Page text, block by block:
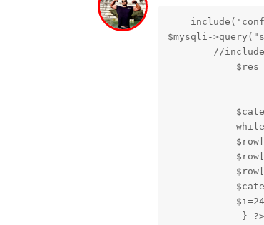
$mysqli-
//
$res
             } ?>